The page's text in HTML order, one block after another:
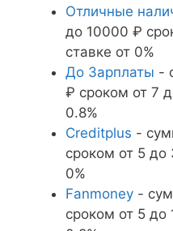
Отличные
до 10000 ₽
ставке от 0%
До Зарплаты -
₽ сроком от 7
0.8%
Creditplus -
сроком от 5 до
0%
Fanmoney -
сроком от 5 до